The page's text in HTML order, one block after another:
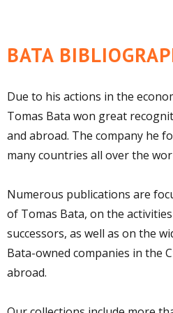
BATA
Due to his actions in the
Tomas Bata won great
and abroad. The company he
many countries all over the
Numerous publications are
of Tomas Bata, on the
successors, as well as on the
Bata-owned companies in the
abroad.